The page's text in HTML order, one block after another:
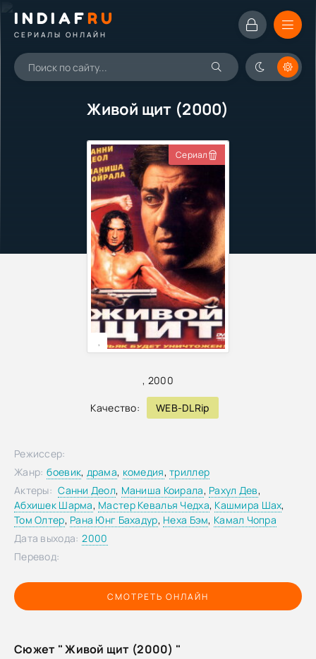
INDIAFRU
СЕРИАЛЫ ОНЛАЙН
Живой щит (2000)
, 2000
Качество: WEB-DLRip
Сериал
,
СМОТРЕТЬ ОНЛАЙН
Режиссер:
Жанр: боевик, драма, комедия,триллер
Актеры: Санни Деол, Маниша Коирала, Рахул Дев,
Абхишек Шарма, Мастер Кевалья Чедха, Кашмира Шах,
Том Олтер, Рана Юнг Бахадур, Неха Бэм, Камал Чопра
Дата выхода: 2000
Перевод:
Сюжет " Живой щит (2000) "